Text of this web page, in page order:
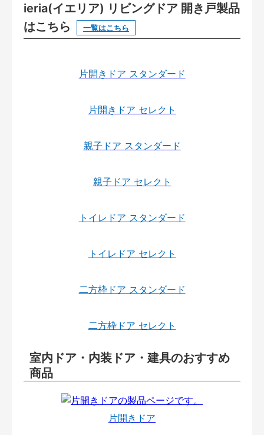
ieria(イエリア) リビングドア 開き戸製品
はこちら
一覧はこちら
片開きドア スタンダード
片開きドア セレクト
親子ドア スタンダード
親子ドア セレクト
トイレドア スタンダード
トイレドア セレクト
二方枠ドア スタンダード
二方枠ドア セレクト
室内ドア・内装ドア・建具のおすすめ
商品
片開きドア